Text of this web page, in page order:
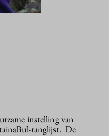
instelling van
ranglijst. De